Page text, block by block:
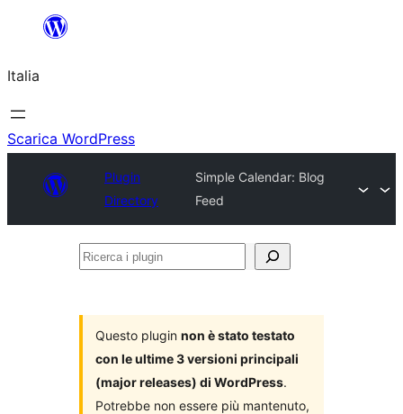
contenuto
Italia
Scarica WordPress
Plugin
Directory
Simple Calendar: Blog
Feed
Ricerca
Questo plugin non è stato testato
con le ultime 3 versioni principali
(major releases) di WordPress.
Potrebbe non essere più mantenuto,